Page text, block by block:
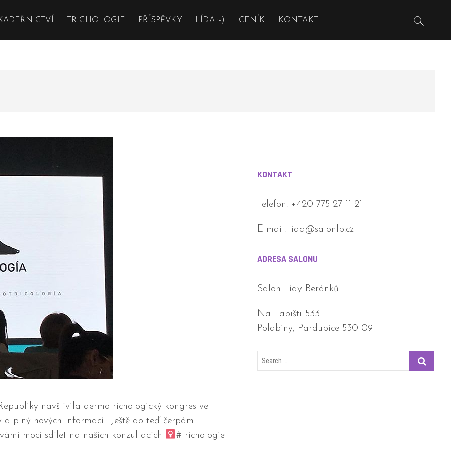
TRICHOLOGIE PŘÍSPĚVKY LÍDA :-) CENÍK KONTAKT
navštívila dermotrichologický kongres ve
plný nových informací . Ještě do teď čerpám
moci sdílet na našich konzultacích
#trichologie
KONTAKT
Telefon: +420 775 27 11 21
E-mail: lida@salonlb.cz
ADRESA SALONU
Salon Lídy Beránků
Na Labišti 533
Polabiny, Pardubice 530 09
Search
…